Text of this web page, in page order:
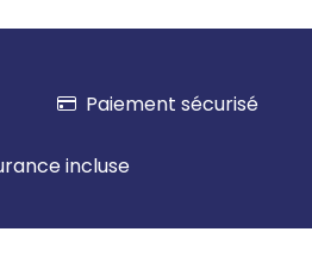
Paiement sécurisé
incluse